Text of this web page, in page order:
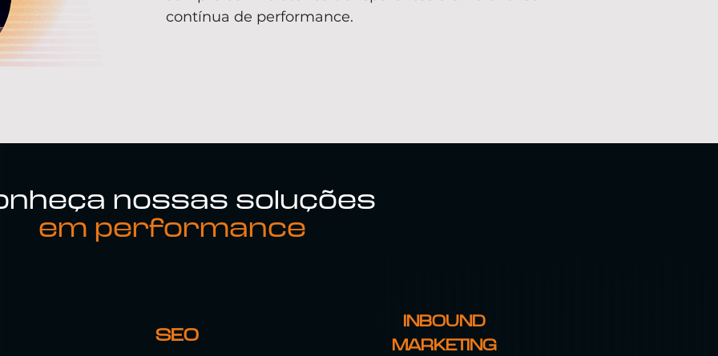
contínua de performance.
nossas soluções
em performance
SEO
INBOUND
MARKETING